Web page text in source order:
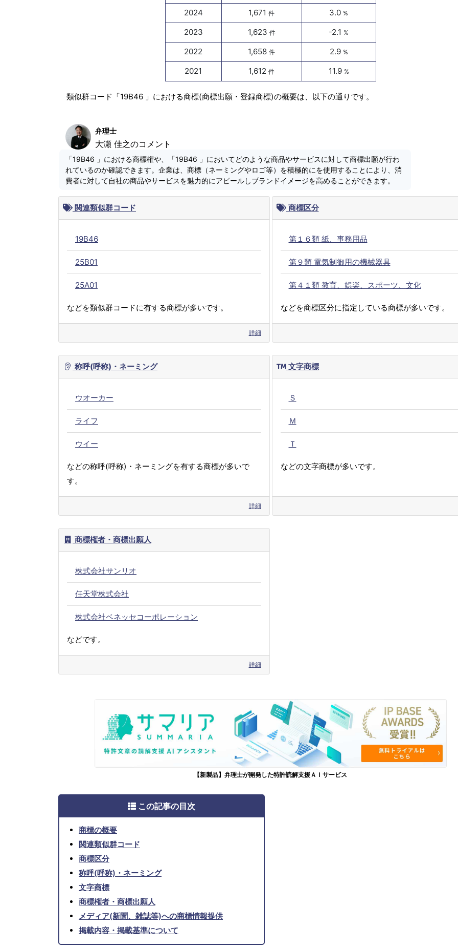
2024 1,671件 3.0 %
2023 1,623 件 -2.1 %
2022 1,658件 2.9 %
2021 1,612件 11.9 %
類似群コード「19B46 」における商標(商標出願・登録商標)の概要は、以下の通りです。
弁理士
大瀬 佳之のコメント
「19B46 」における商標権や、「19B46 」においてどのような商品やサービスに対して商標出願が行わ
れているのか確認できます。企業は、商標（ネーミングやロゴ等）を積極的にを使用することにより、消
費者に対して自社の商品やサービスを魅力的にアピールしブランドイメージを高めることができます。
関連類似群コード
19B46
25B01
25A01
などを類似群コードに有する商標が多いです。
詳細
商標区分
第１６類 紙、事務用品
第９類 電気制御用の機械器具
第４１類 教育、娯楽、スポーツ、文化
などを商標区分に指定している商標が多いです。
称呼(呼称)・ネーミング
ウオーカー
ライフ
ウイー
などの称呼(呼称)・ネーミングを有する商標が多いで
す。
詳細
文字商標
Ｓ
Ｍ
Ｔ
などの文字商標が多いです。
商標権者・商標出願人
株式会社サンリオ
任天堂株式会社
株式会社ベネッセコーポレーション
などです。
詳細
【新製品】弁理士が開発した特許読解支援ＡＩサービス
この記事の目次
商標の概要
関連類似群コード
商標区分
称呼(呼称)・ネーミング
文字商標
商標権者・商標出願人
メディア(新聞、雑誌等)への商標情報提供
掲載内容・掲載基準について